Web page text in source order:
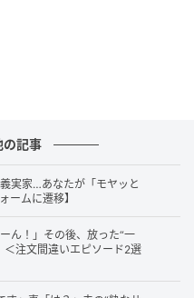
ろー」と大笑いし
次男さんが「奇跡の50
たときの率直な感想を
の記事
実家…あなたが「モヤッと
ームに遷移】
ん！」その後、放った“一
＜注文間違いエピソード2選